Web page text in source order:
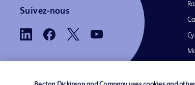
Suivez-nous